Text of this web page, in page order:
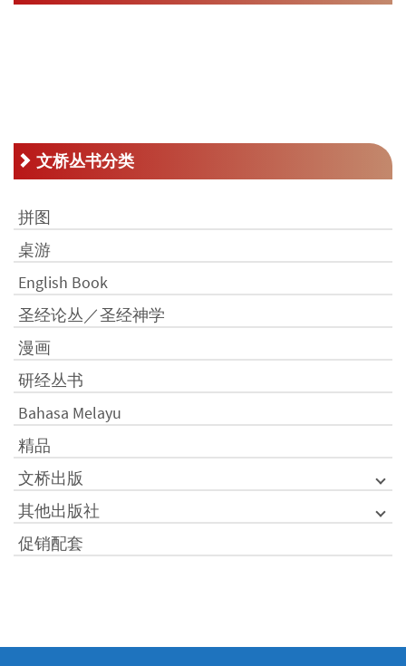
文桥丛书分类
拼图
桌游
English Book
圣经论丛／圣经神学
漫画
研经丛书
Bahasa Melayu
精品
文桥出版
其他出版社
促销配套